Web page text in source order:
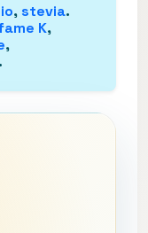
, stevia.
K,
,
.